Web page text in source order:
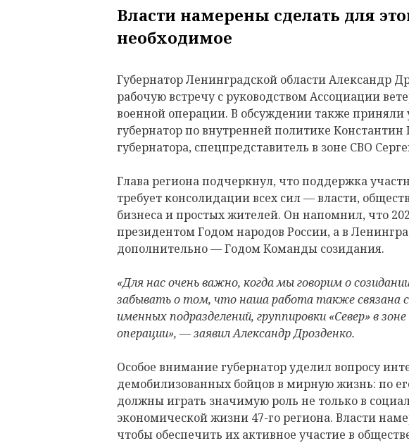
Власти намерены сделать для
необходимое
Губернатор Ленинградской области Александр
рабочую встречу с руководством Ассоциации
военной операции. В обсуждении также приняли
губернатор по внутренней политике Константин
губернатора, спецпредставитель в зоне СВО
Глава региона подчеркнул, что поддержка
требует консолидации всех сил — власти,
бизнеса и простых жителей. Он напомнил, что
президентом Годом народов России, а в
дополнительно — Годом Команды созидания.
«Для нас очень важно, когда мы говорим о
забывать о том, что наша работа также связана
именных подразделений, группировки «Север» в
операции», — заявил Александр Дрозденко.
Особое внимание губернатор уделил вопросу
демобилизованных бойцов в мирную жизнь: по
должны играть значимую роль не только в
экономической жизни 47-го региона. Власти
чтобы обеспечить их активное участие в